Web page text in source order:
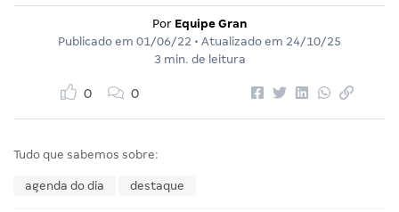
Por Equipe Gran
Publicado em 01/06/22 • Atualizado em 24/10/25
3 min. de leitura
0 0
Tudo que sabemos sobre:
agenda do dia destaque